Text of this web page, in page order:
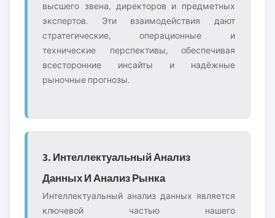
высшего звена, директоров и предметных
экспертов. Эти взаимодействия дают
стратегические, операционные и
технические перспективы, обеспечивая
всесторонние инсайты и надёжные
рыночные прогнозы.
3. Интеллектуальный Анализ
Данных И Анализ Рынка
Интеллектуальный анализ данных является
ключевой частью нашего